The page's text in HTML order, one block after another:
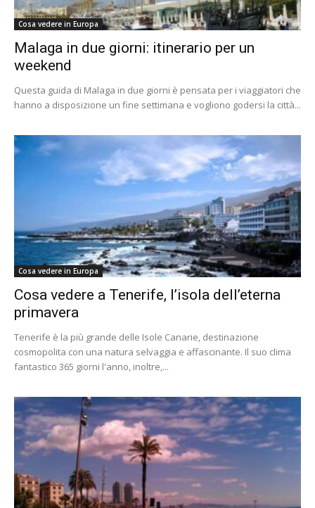
Cosa vedere in Europa
Malaga in due giorni: itinerario per un
weekend
Questa guida di Malaga in due giorni è pensata per i viaggiatori che
hanno a disposizione un fine settimana e vogliono godersi la città...
Cosa vedere in Europa
Cosa vedere a Tenerife, l’isola dell’eterna
primavera
Tenerife è la più grande delle Isole Canarie, destinazione
cosmopolita con una natura selvaggia e affascinante. Il suo clima
fantastico 365 giorni l'anno, inoltre,...